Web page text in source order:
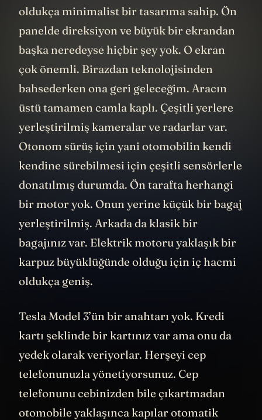
oldukça minimalist bir tasarıma sahip. Ön
panelde direksiyon ve büyük bir ekrandan
başka neredeyse hiçbir şey yok. O ekran
çok önemli. Birazdan teknolojisinden
bahsederken ona geri geleceğim. Aracın
üstü tamamen camla kaplı. Çeşitli yerlere
yerleştirilmiş kameralar ve radarlar var.
Otonom sürüş için yani otomobilin kendi
kendine sürebilmesi için çeşitli sensörlerle
donatılmış durumda. Ön tarafta herhangi
bir motor yok. Onun yerine küçük bir bagaj
yerleştirilmiş. Arkada da klasik bir
bagajınız var. Elektrik motoru yaklaşık bir
karpuz büyüklüğünde olduğu için iç hacmi
oldukça geniş.
Tesla Model 3’ün bir anahtarı yok. Kredi
kartı şeklinde bir kartınız var ama onu da
yedek olarak veriyorlar. Herşeyi cep
telefonunuzla yönetiyorsunuz. Cep
telefonunu cebinizden bile çıkartmadan
otomobile yaklaşınca kapılar otomatik